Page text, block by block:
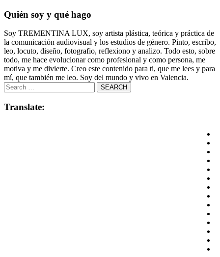
Quién soy y qué hago
Soy TREMENTINA LUX, soy artista plástica, teórica y práctica de
la comunicación audiovisual y los estudios de género. Pinto, escribo,
leo, locuto, diseño, fotografio, reflexiono y analizo. Todo esto, sobre
todo, me hace evolucionar como profesional y como persona, me
motiva y me divierte. Creo este contenido para ti, que me lees y para
mí, que también me leo. Soy del mundo y vivo en Valencia.
Translate: